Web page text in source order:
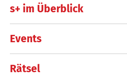
s+ im Überblick
Events
Rätsel